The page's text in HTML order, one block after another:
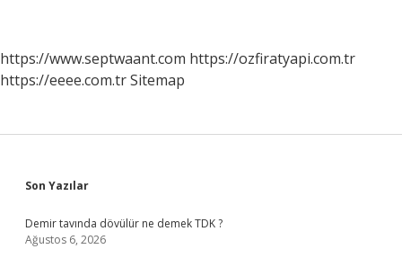
https://www.septwaant.com https://ozfiratyapi.com.tr
https://eeee.com.trSitemap
Sidebar
Son Yazılar
Demir tavında dövülür ne demek TDK ?
Ağustos 6, 2026